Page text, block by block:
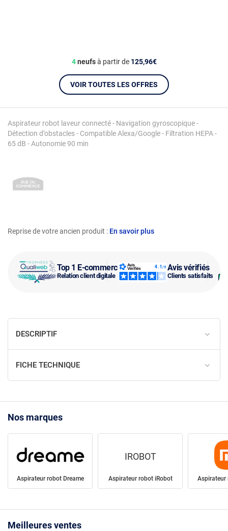
Top 1 E-commerce
Relation client digitale
Avis vérifiés
Clients satisfaits
Reprise de votre ancien produit : En savoir plus
Aspirateur robot laveur connecté - Navigation gyroscopique -
Détection d’obstacles - Compatible Alexa/Google - Filtration HEPA -
65 dB - Autonomie 90 min
4neufsà partir de 125,96€
VOIR TOUTES LES OFFRES
DESCRIPTIF
FICHE TECHNIQUE
Nos marques
Aspirateur robot Dreame
IROBOT
Aspirateur robot iRobot Aspirateur
Meilleures ventes